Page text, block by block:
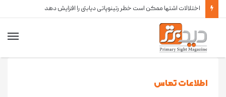
اختلالات اشتها ممکن است خطر رتینوپاتی دیابتی را افزایش دهد
اطلاعات تماس